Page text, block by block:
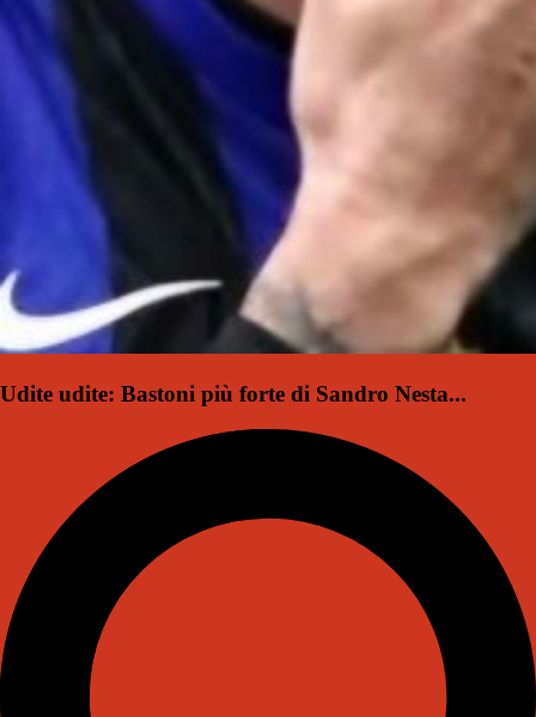
Udite udite: Bastoni più forte di Sandro Nesta...